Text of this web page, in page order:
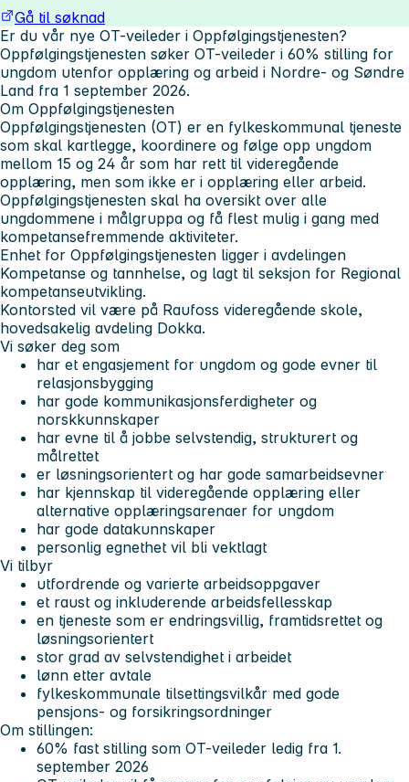
Gå til søknad
Er du vår nye OT-veileder i Oppfølgingstjenesten?
Oppfølgingstjenesten søker OT-veileder i 60% stilling for
ungdom utenfor opplæring og arbeid i Nordre- og Søndre
Land fra 1 september 2026.
Om Oppfølgingstjenesten
Oppfølgingstjenesten (OT) er en fylkeskommunal tjeneste
som skal kartlegge, koordinere og følge opp ungdom
mellom 15 og 24 år som har rett til videregående
opplæring, men som ikke er i opplæring eller arbeid.
Oppfølgingstjenesten skal ha oversikt over alle
ungdommene i målgruppa og få flest mulig i gang med
kompetansefremmende aktiviteter.
Enhet for Oppfølgingstjenesten ligger i avdelingen
Kompetanse og tannhelse, og lagt til seksjon for Regional
kompetanseutvikling.
Kontorsted vil være på Raufoss videregående skole,
hovedsakelig avdeling Dokka.
Vi søker deg som
har et engasjement for ungdom og gode evner til
relasjonsbygging
har gode kommunikasjonsferdigheter og
norskkunnskaper
har evne til å jobbe selvstendig, strukturert og
målrettet
er løsningsorientert og har gode samarbeidsevner
har kjennskap til videregående opplæring eller
alternative opplæringsarenaer for ungdom
har gode datakunnskaper
personlig egnethet vil bli vektlagt
Vi tilbyr
utfordrende og varierte arbeidsoppgaver
et raust og inkluderende arbeidsfellesskap
en tjeneste som er endringsvillig, framtidsrettet og
løsningsorientert
stor grad av selvstendighet i arbeidet
lønn etter avtale
fylkeskommunale tilsettingsvilkår med gode
pensjons- og forsikringsordninger
Om stillingen:
60% fast stilling som OT-veileder ledig fra 1.
september 2026